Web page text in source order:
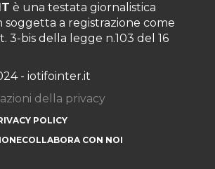
è una testata giornalistica
a registrazione come
3-bis della legge n.103 del 16
- iotifointer.it
della privacy
POLICY
COLLABORA CON NOI